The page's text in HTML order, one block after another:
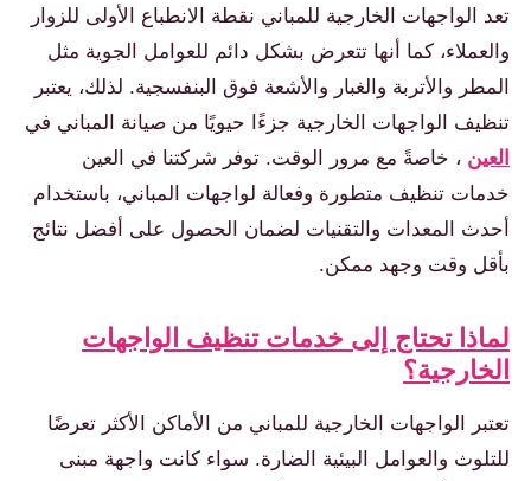
تعد الواجهات الخارجية للمباني نقطة الانطباع الأولى للزوار
والعملاء، كما أنها تتعرض بشكل دائم للعوامل الجوية مثل
المطر والأتربة والغبار والأشعة فوق البنفسجية. لذلك، يعتبر
تنظيف الواجهات الخارجية جزءًا حيويًا من صيانة المباني في
العين ، خاصةً مع مرور الوقت. توفر شركتنا في العين
خدمات تنظيف متطورة وفعالة لواجهات المباني، باستخدام
أحدث المعدات والتقنيات لضمان الحصول على أفضل نتائج
بأقل وقت وجهد ممكن.
لماذا تحتاج إلى خدمات تنظيف الواجهات
الخارجية؟
تعتبر الواجهات الخارجية للمباني من الأماكن الأكثر تعرضًا
للتلوث والعوامل البيئية الضارة. سواء كانت واجهة مبنى